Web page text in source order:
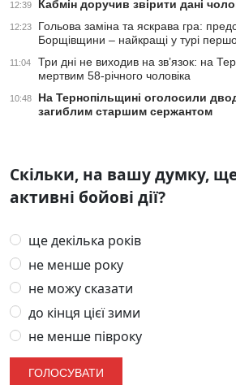
12:39 Кабмін доручив звірити дані
12:23
Гольова заміна та яскрава гра:
Борщівщини – найкращі у турі
11:04
Три дні не виходив на зв’язок: на
мертвим 58-річного чоловіка
10:48
На Тернопільщині оголосили
загиблим старшим сержантом
Скільки, на вашу думку,
активні бойові дії?
ще декілька років
не менше року
не можу сказати
до кінця цієї зими
не менше півроку